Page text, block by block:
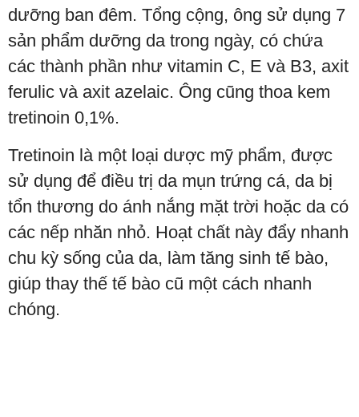
dưỡng ban đêm. Tổng cộng, ông sử dụng 7
sản phẩm dưỡng da trong ngày, có chứa
các thành phần như vitamin C, E và B3, axit
ferulic và axit azelaic. Ông cũng thoa kem
tretinoin 0,1%.
Tretinoin là một loại dược mỹ phẩm, được
sử dụng để điều trị da mụn trứng cá, da bị
tổn thương do ánh nắng mặt trời hoặc da có
các nếp nhăn nhỏ. Hoạt chất này đẩy nhanh
chu kỳ sống của da, làm tăng sinh tế bào,
giúp thay thế tế bào cũ một cách nhanh
chóng.